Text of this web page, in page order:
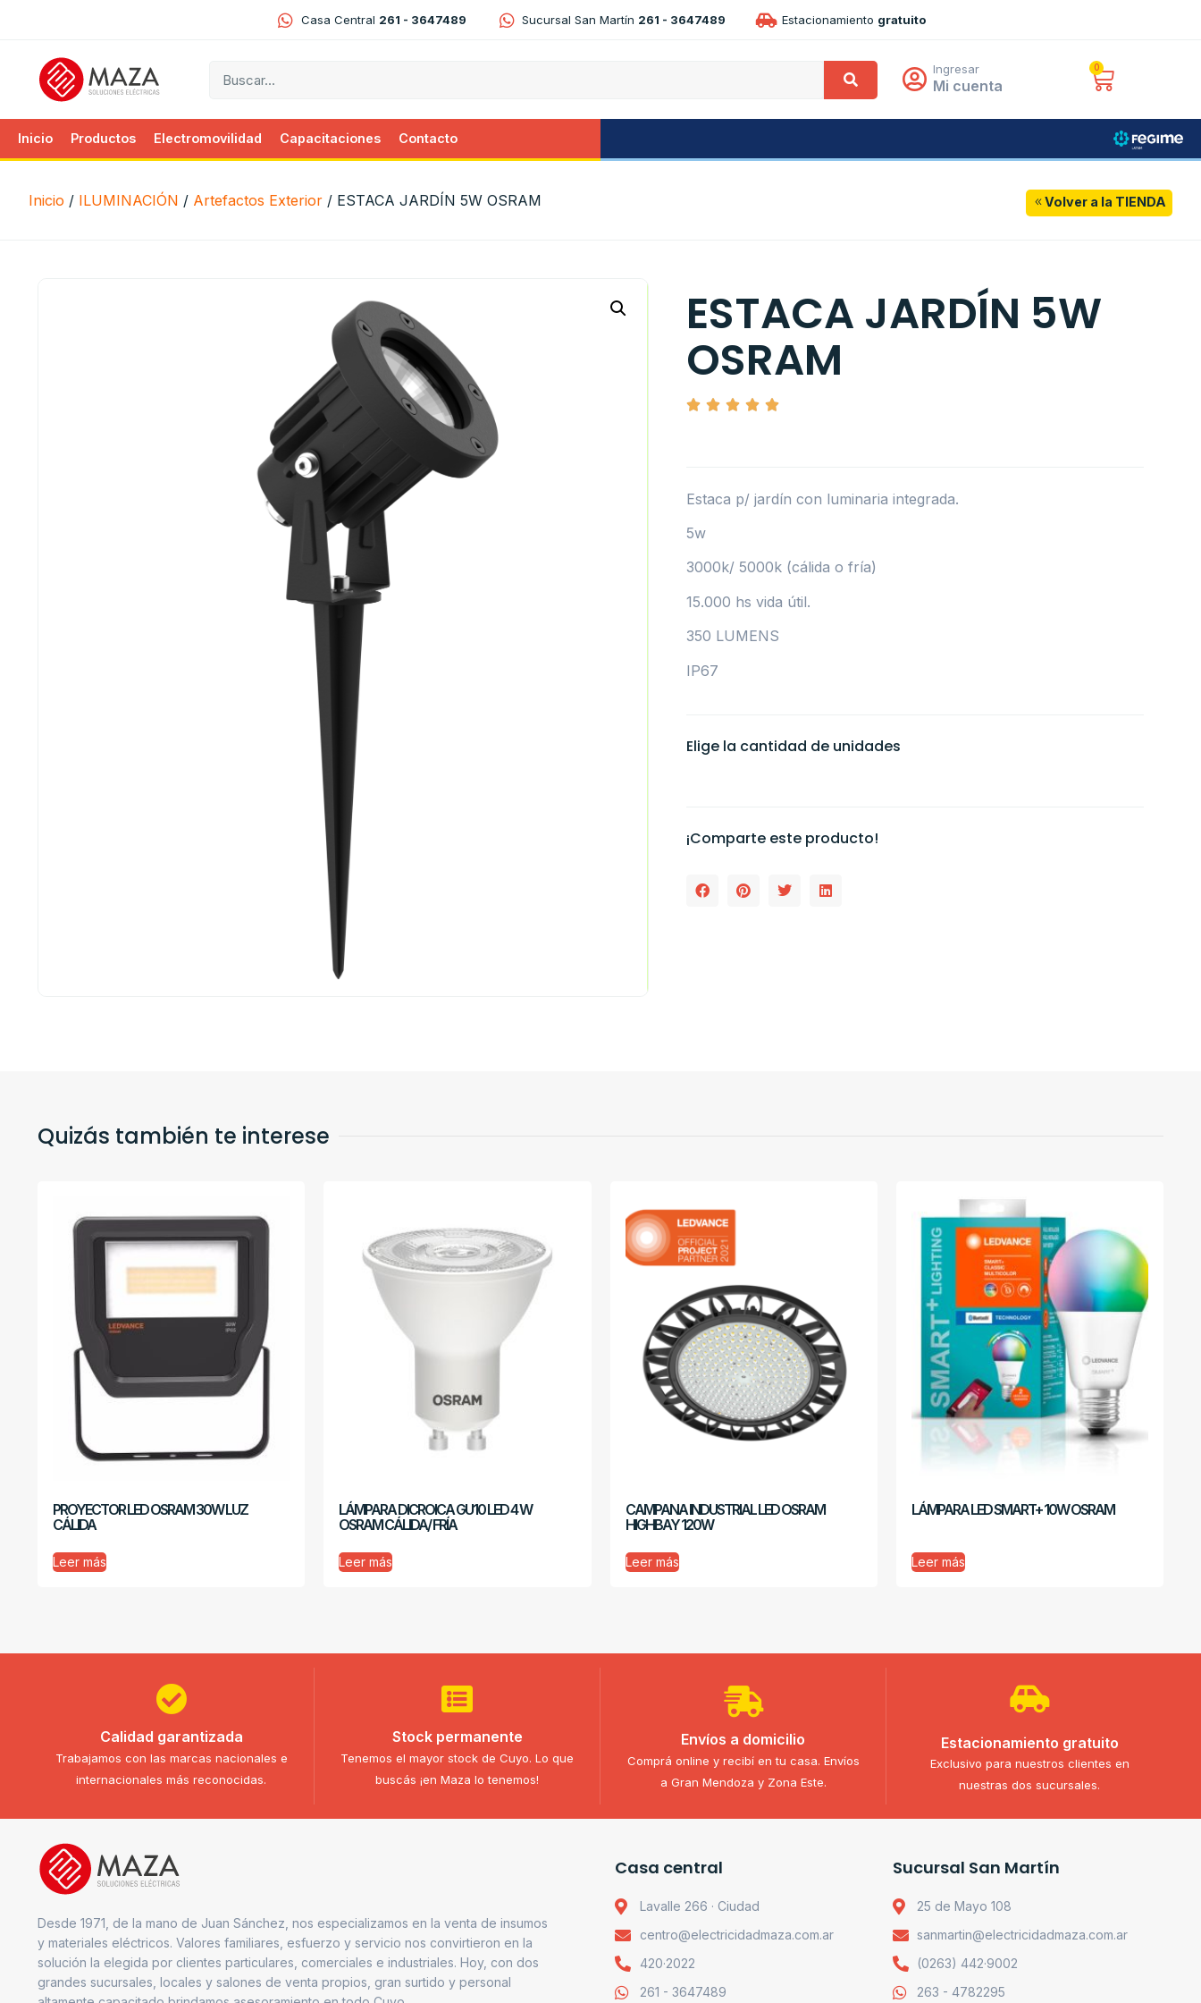
Casa Central 261 - 3647489 Sucursal San Martín 261 - 3647489 Estacionamiento gratuito
Ingresar
Mi cuenta
0
Inicio Productos Electromovilidad Capacitaciones Contacto
Inicio / ILUMINACIÓN / Artefactos Exterior / ESTACA JARDÍN 5W OSRAM Volver a la TIENDA
ESTACA JARDÍN 5W
OSRAM
Estaca p/ jardín con luminaria integrada.
5w
3000k/ 5000k (cálida o fría)
15.000 hs vida útil.
350 LUMENS
IP67
Elige la cantidad de unidades
¡Comparte este producto!
Quizás también te interese
PROYECTOR LED OSRAM 30W LUZ
CÁLIDA
Leer más
LÁMPARA DICROICA GU10 LED 4 W
OSRAM CÁLIDA/ FRÍA
Leer más
CAMPANA INDUSTRIAL LED OSRAM
HIGHBAY 120W
Leer más
LÁMPARA LED SMART+ 10W OSRAM
Leer más
Calidad garantizada
Trabajamos con las marcas nacionales e
internacionales más reconocidas.
Stock permanente
Tenemos el mayor stock de Cuyo. Lo que
buscás ¡en Maza lo tenemos!
Envíos a domicilio
Comprá online y recibí en tu casa. Envíos
a Gran Mendoza y Zona Este.
Estacionamiento gratuito
Exclusivo para nuestros clientes en
nuestras dos sucursales.
Desde 1971, de la mano de Juan Sánchez, nos especializamos en la venta de insumos
y materiales eléctricos. Valores familiares, esfuerzo y servicio nos convirtieron en la
solución la elegida por clientes particulares, comerciales e industriales. Hoy, con dos
grandes sucursales, locales y salones de venta propios, gran surtido y personal
Casa central
Lavalle 266 · Ciudad
centro@electricidadmaza.com.ar
420·2022
261 - 3647489
Sucursal San Martín
25 de Mayo 108
sanmartin@electricidadmaza.com.ar
(0263) 442·9002
263 - 4782295